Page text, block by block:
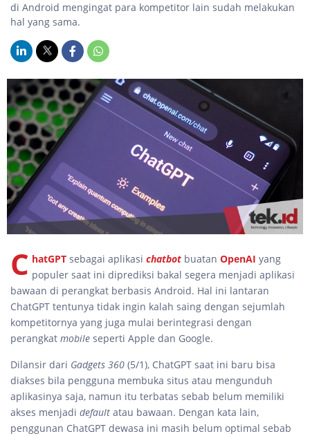
di Android mengingat para kompetitor lain sudah melakukan
hal yang sama.
C hatGPT sebagai aplikasi chatbot buatan OpenAI yang
populer saat ini diprediksi bakal segera menjadi aplikasi
bawaan di perangkat berbasis Android. Hal ini lantaran
ChatGPT tentunya tidak ingin kalah saing dengan sejumlah
kompetitornya yang juga mulai berintegrasi dengan
perangkat mobile seperti Apple dan Google.
Dilansir dari Gadgets 360 (5/1), ChatGPT saat ini baru bisa
diakses bila pengguna membuka situs atau mengunduh
aplikasinya saja, namun itu terbatas sebab belum memiliki
akses menjadi default atau bawaan. Dengan kata lain,
penggunan ChatGPT dewasa ini masih belum optimal sebab